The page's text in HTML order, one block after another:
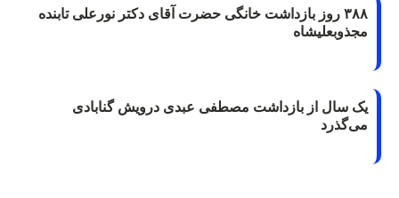
۳۸۸ روز بازداشت خانگی حضرت آقای دکتر نورعلی تابنده
سال از بازداشت مصطفی عبدی درویش گنابادی